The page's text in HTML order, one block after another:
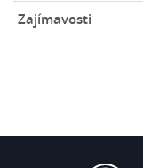
Zajímavosti